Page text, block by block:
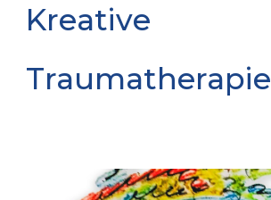
Kreative
Traumatherapie